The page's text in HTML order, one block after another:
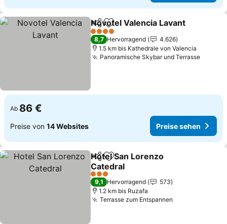
TeilenZu Favoriten hinzufügen
Novotel Valencia Lavant
4 Sterne
8,7 Hervorragend
4.626
1.5 km bis Kathedrale von Valencia
Panoramische Skybar und TerrassePreise
Ab 86 €
Preise von 14 Websites Preise sehen
TeilenZu Favoriten hinzufügen
Hotel San Lorenzo
Catedral
Preise sehen
3 Sterne
9,1 Hervorragend
573
1.2 km bis Ruzafa
Terrasse zum Entspannen